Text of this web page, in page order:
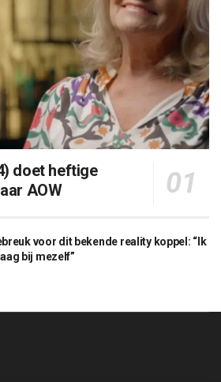
doet heftige
AOW
voor dit bekende reality koppel: “Ik
bij mezelf”